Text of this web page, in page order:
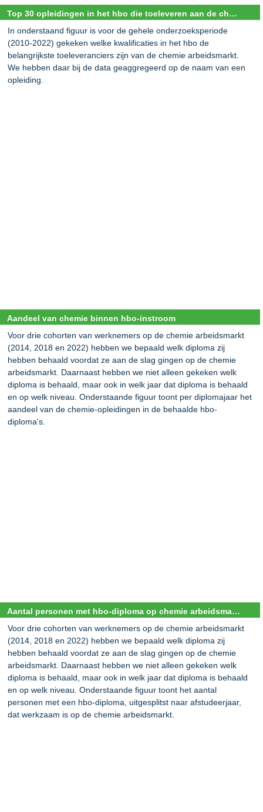
Top 30 opleidingen in het hbo die toeleveren aan de chemie arbeidsmarkt (SBI 19-22)
In onderstaand figuur is voor de gehele onderzoeksperiode
(2010-2022) gekeken welke kwalificaties in het hbo de
belangrijkste toeleveranciers zijn van de chemie arbeidsmarkt.
We hebben daar bij de data geaggregeerd op de naam van een
opleiding.
Aandeel van chemie binnen hbo-instroom
Voor drie cohorten van werknemers op de chemie arbeidsmarkt
(2014, 2018 en 2022) hebben we bepaald welk diploma zij
hebben behaald voordat ze aan de slag gingen op de chemie
arbeidsmarkt. Daarnaast hebben we niet alleen gekeken welk
diploma is behaald, maar ook in welk jaar dat diploma is behaald
en op welk niveau. Onderstaande figuur toont per diplomajaar het
aandeel van de chemie-opleidingen in de behaalde hbo-
diploma's.
Aantal personen met hbo-diploma op chemie arbeidsmarkt naar afstudeerjaar
Voor drie cohorten van werknemers op de chemie arbeidsmarkt
(2014, 2018 en 2022) hebben we bepaald welk diploma zij
hebben behaald voordat ze aan de slag gingen op de chemie
arbeidsmarkt. Daarnaast hebben we niet alleen gekeken welk
diploma is behaald, maar ook in welk jaar dat diploma is behaald
en op welk niveau. Onderstaande figuur toont het aantal
personen met een hbo-diploma, uitgesplitst naar afstudeerjaar,
dat werkzaam is op de chemie arbeidsmarkt.